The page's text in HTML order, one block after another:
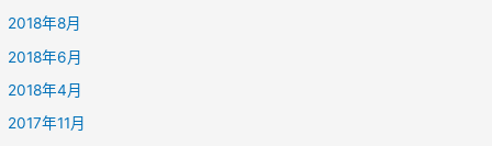
2018年8月
2018年6月
2018年4月
2017年11月